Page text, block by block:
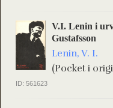
V.I. Lenin i
Gustafsson
Lenin, V. I.
(Pocket i
ID: 561623